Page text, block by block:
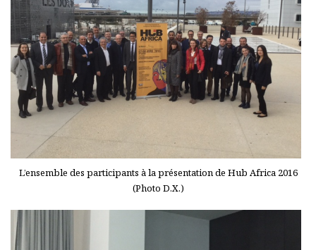
L’ensemble des participants à la présentation de Hub Africa 2016
(Photo D.X.)